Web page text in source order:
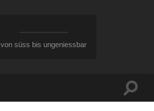
von süss bis ungeniessbar